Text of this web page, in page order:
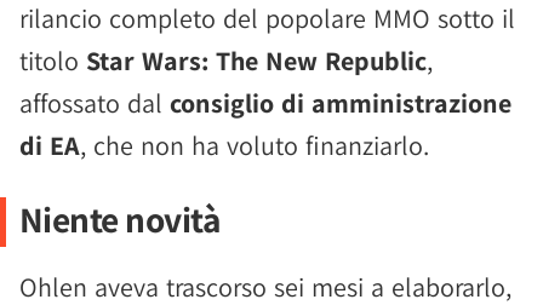
rilancio completo del popolare MMO sotto il
titolo Star Wars: The New Republic,
affossato dal consiglio di amministrazione
di EA, che non ha voluto finanziarlo.
Niente novità
Ohlen aveva trascorso sei mesi a elaborarlo,